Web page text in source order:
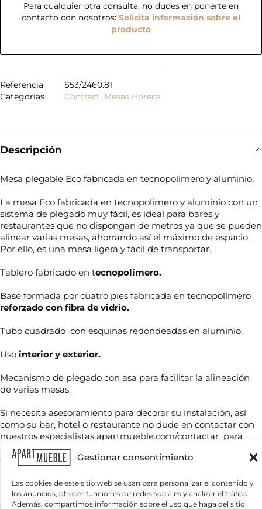
Gestionar consentimiento
Las cookies de este sitio web se usan para personalizar el contenido y
los anuncios, ofrecer funciones de redes sociales y analizar el tráfico.
Además, compartimos información sobre el uso que haga del sitio
Para cualquier otra consulta, no dudes en ponerte en
contacto con nosotros: Solicita información sobre el
producto
Referencia
S53/2460.81
Categorías
Contract, Mesas Horeca
Descripción
Mesa plegable Eco fabricada en tecnopolímero y aluminio.
La mesa Eco fabricada en tecnopolímero y aluminio con un
sistema de plegado muy fácil, es ideal para bares y
restaurantes que no dispongan de metros ya que se pueden
alinear varias mesas, ahorrando así el máximo de espacio.
Por ello, es una mesa ligera y fácil de transportar.
Tablero fabricado en tecnopolímero.
Base formada por cuatro pies fabricada en tecnopolímero
reforzado con fibra de vidrio.
Tubo cuadrado con esquinas redondeadas en aluminio.
Uso interior y exterior.
Mecanismo de plegado con asa para facilitar la alineación
de varias mesas.
Si necesita asesoramiento para decorar su instalación, así
como su bar, hotel o restaurante no dude en contactar con
nuestros especialistas apartmueble.com/contactar para
realizar un proyecto de diseño de interiores que se adapte a
el estilo que está buscando.
Medidas:80 X 80 X 76 cm.
Colores: Antracita . Disponible en otros colores : Tórtora y
N
m
b
*e
l
é
o
n
*
C
o
r
e
o
*
*
¿